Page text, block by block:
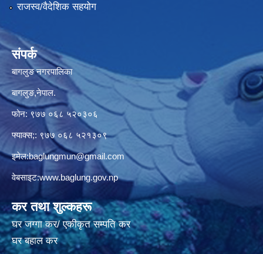
राजस्व/वैदेशिक सहयोग
संपर्क
बागलुङ नगरपालिका
बागलुङ,नेपाल.
फोन: ९७७ ०६८ ५२०३०६
फ्याक्स;: ९७७ ०६८ ५२१३०९
इमेल:baglungmun@gmail.com
वेबसाइट:www.baglung.gov.np
कर तथा शुल्कहरू
घर जग्गा कर/ एकीकृत सम्पति कर
घर बहाल कर